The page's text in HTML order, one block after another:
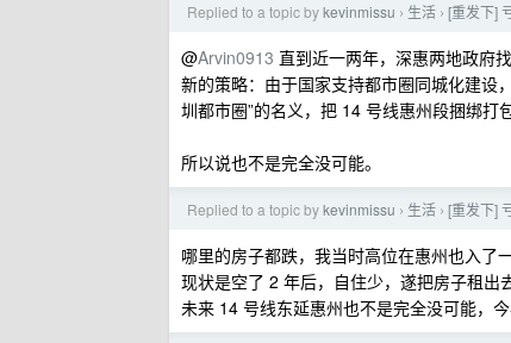
Replied to a topic bykevinmissu › 生活 › [重发下]
@Arvin0913 直到近一两年，深惠两地政府
新的策略：由于国家支持都市圈同城化建设
圳都市圈”的名义，把 14 号线惠州段捆绑打
所以说也不是完全没可能。
Replied to a topic bykevinmissu › 生活 › [重发下]
哪里的房子都跌，我当时高位在惠州也入了
现状是空了 2 年后，自住少，遂把房子租出
未来 14 号线东延惠州也不是完全没可能，